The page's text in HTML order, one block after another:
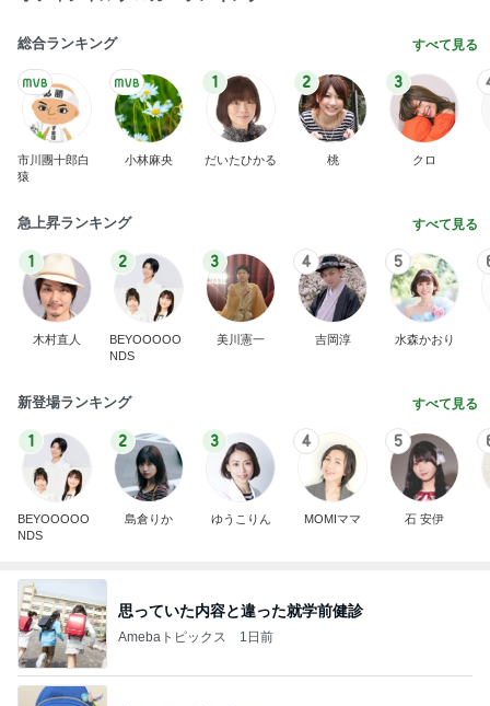
総合ランキング すべて見る
市川團十郎白
猿
小林麻央
1
だいたひかる
2
桃
3
クロ
急上昇ランキング すべて見る
1
木村直人
2
BEYOOOOO
NDS
3
美川憲一
4
吉岡淳
5
水森かおり
新登場ランキング すべて見る
1
BEYOOOOO
NDS
2
島倉りか
3
ゆうこりん
4
MOMIママ
5
石 安伊
思っていた内容と違った就学前健診
Amebaトピックス 1日前